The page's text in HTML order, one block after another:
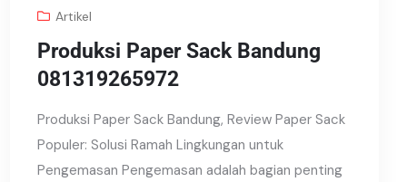
Artikel
Produksi Paper Sack Bandung
081319265972
Produksi Paper Sack Bandung, Review Paper Sack
Populer: Solusi Ramah Lingkungan untuk
Pengemasan Pengemasan adalah bagian penting